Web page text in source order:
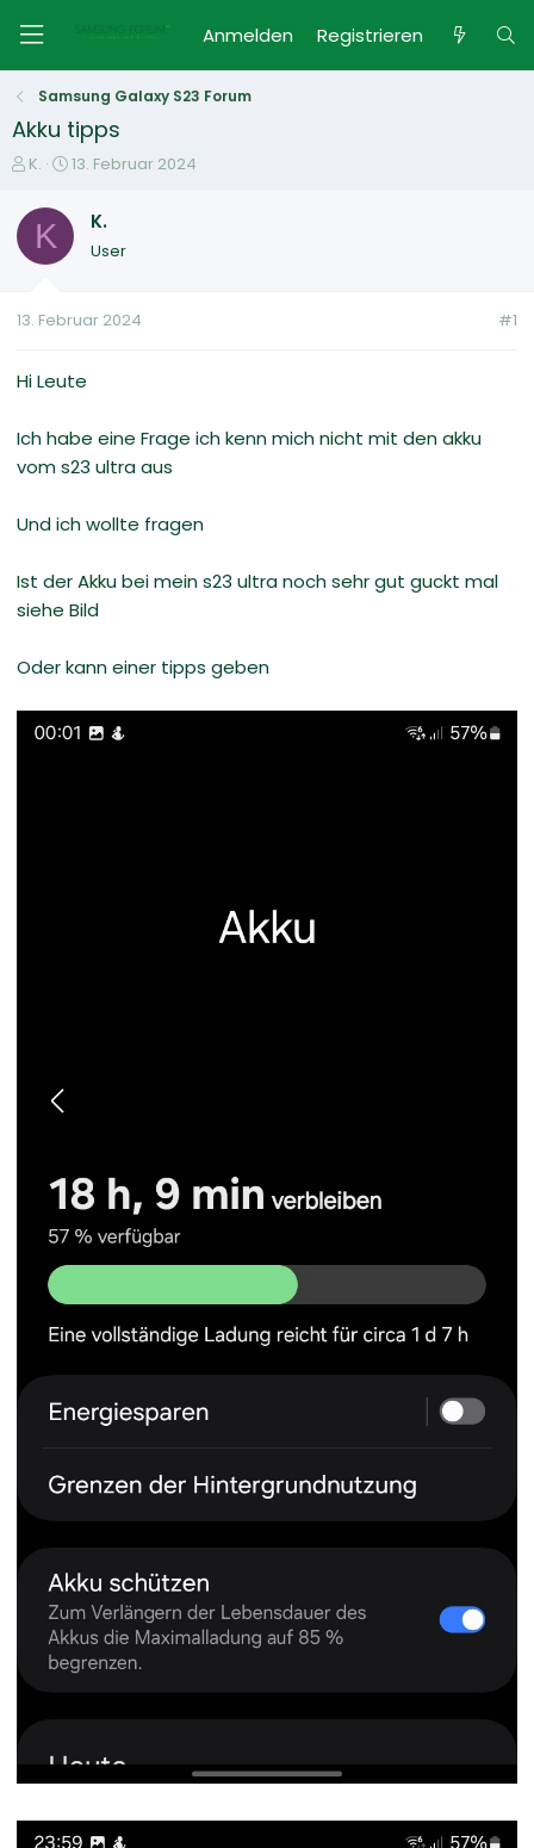
Anmelden Registrieren
Samsung Galaxy S23 Forum
Akku tipps
E
s
e
e
K.
E
t
t
m
13. Februar 2024
K K.
User
13. Februar 2024 #1
Hi Leute
Ich habe eine Frage ich kenn mich nicht mit den akku
vom s23 ultra aus
Und ich wollte fragen
Ist der Akku bei mein s23 ultra noch sehr gut guckt mal
siehe Bild
Oder kann einer tipps geben